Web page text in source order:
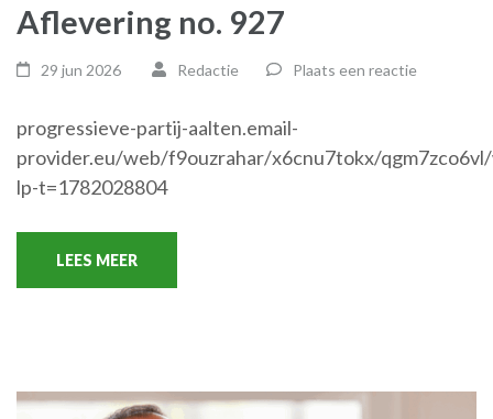
Aflevering no. 927
29 jun 2026 Redactie Plaats een reactie
progressieve-partij-aalten.email-
provider.eu/web/f9ouzrahar/x6cnu7tokx/qgm7zco6vl/
lp-t=1782028804
LEES MEER